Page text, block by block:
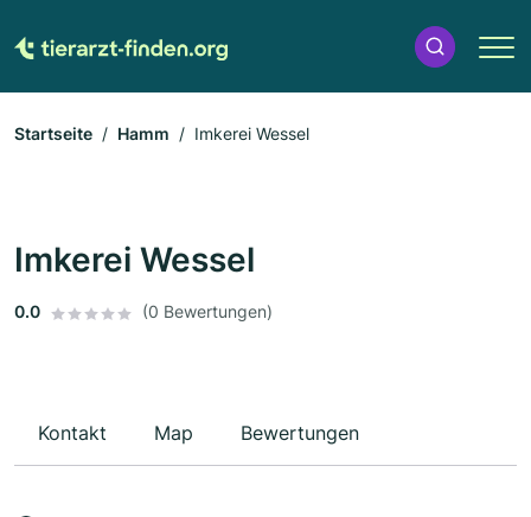
Startseite Hamm Imkerei Wessel
Imkerei Wessel
0.0 (0 Bewertungen)
Kontakt Map Bewertungen